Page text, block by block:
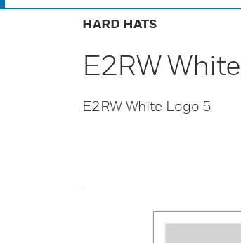
HARD HATS
E2RW
E2RW White Logo 5